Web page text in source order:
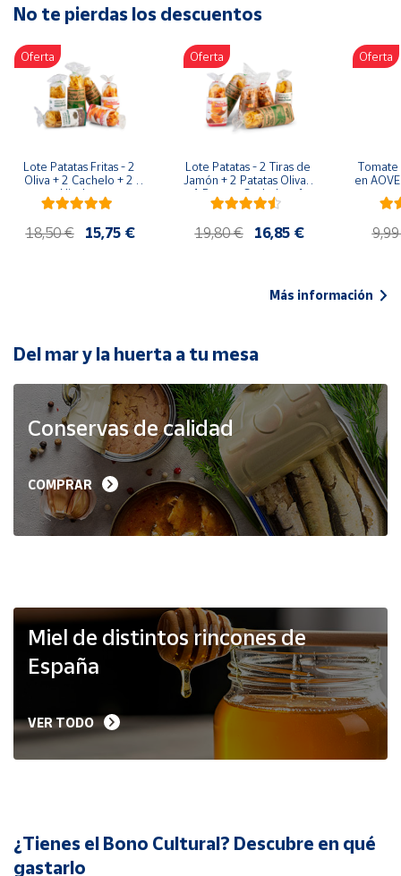
Artesanía
Oficina y
Papelería
Para Canarias,
Ceuta y Melilla
populares
Bono
Cultural
de Correos
Market
Productos
Solidarios
Ayuda
Vendedores
Mapa de
Hazte
vendedor
Cuenta
No te pierdas los descuentos
Oferta
Lote Patatas Fritas - 2
Oliva + 2 Cachelo + 2
Hierbas
18,50 € 15,75 €
Oferta
Lote Patatas - 2 Tiras de
Jamón + 2 Patatas Oliva +
1 Patatas Cachelo + 1
Patatas Hierbas
19,80 € 16,85 €
Oferta
en
Más información
Del mar y la huerta a tu mesa
Conservas de calidad
COMPRAR
Miel de distintos rincones de
España
VER TODO
¿Tienes el Bono Cultural? Descubre en qué
gastarlo